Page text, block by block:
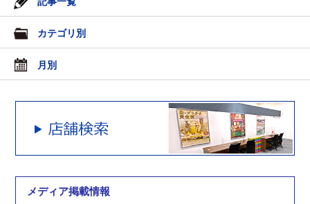
カテゴリ別
月別
メディア掲載情報